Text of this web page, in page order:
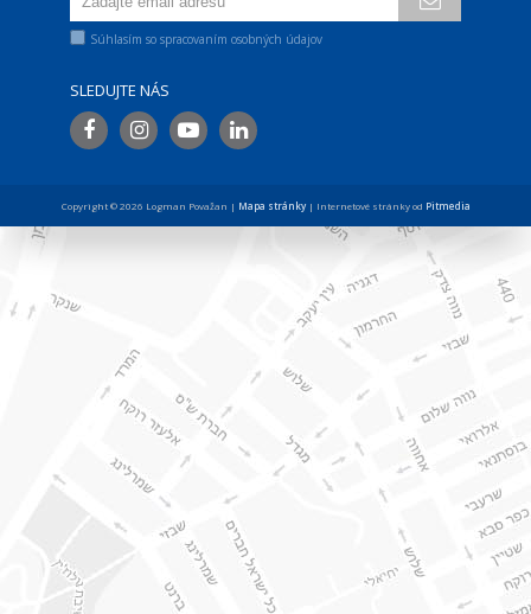
Súhlasím so spracovaním osobných údajov
SLEDUJTE NÁS
Copyright © 2026 Logman Považan | Mapa stránky| Internetové stránky od Pitmedia